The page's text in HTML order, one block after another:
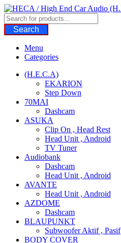
Skip
to
content
Search
Menu
Categories
(H.E.C.A)
EKARION
Step Down
70MAI
Dashcam
ASUKA
Clip On , Head Rest
Head Unit , Android
TV Tuner
Audiobank
Dashcam
Head Unit , Android
AVANTE
Head Unit , Android
AZDOME
Dashcam
BLAUPUNKT
Subwoofer Aktif , Pasif
BODY COVER